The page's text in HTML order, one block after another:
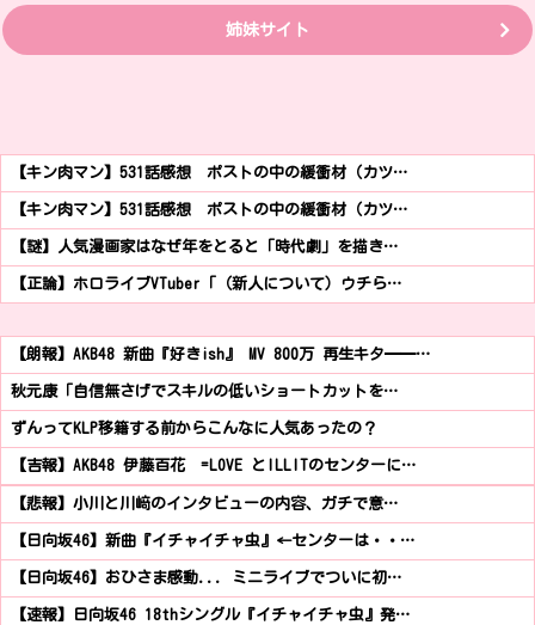
姉妹サイト
【キン肉マン】531話感想 ポストの中の緩衝材（カツ…
【キン肉マン】531話感想 ポストの中の緩衝材（カツ…
【謎】人気漫画家はなぜ年をとると「時代劇」を描き…
【正論】ホロライブVTuber「（新人について）ウチら…
【朗報】AKB48 新曲『好きish』 MV 800万 再生キタ━━…
秋元康「自信無さげでスキルの低いショートカットを…
ずんってKLP移籍する前からこんなに人気あったの？
【吉報】AKB48 伊藤百花 =LOVE とILLITのセンターに…
【悲報】小川と川﨑のインタビューの内容、ガチで意…
【日向坂46】新曲『イチャイチャ虫』←センターは・・…
【日向坂46】おひさま感動... ミニライブでついに初…
【速報】日向坂46 18thシングル『イチャイチャ虫』発…